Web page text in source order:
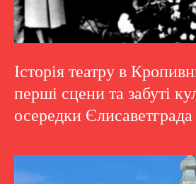
Історія театру в
перші сцени та забуті
осередки Єлисаветграда